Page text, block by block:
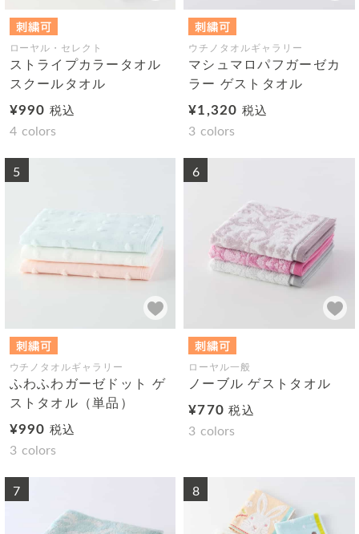
ローヤル・セレクト
ストライプカラータオル
スクールタオル
¥990 税込
4 colors
ウチノタオルギャラリー
マシュマロパフガーゼカ
ラー ゲストタオル
¥1,320 税込
3 colors
5
ウチノタオルギャラリー
ふわふわガーゼドット ゲ
ストタオル（単品）
¥990 税込
3 colors
6
ローヤル一般
ノーブル ゲストタオル
¥770税込
3 colors
7 8